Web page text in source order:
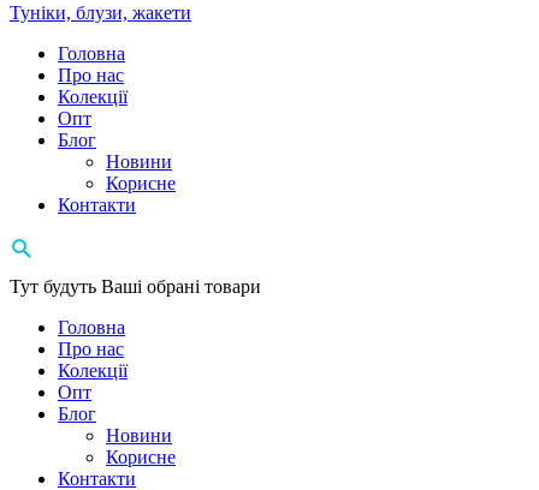
Туніки, блузи, жакети
Головна
Про нас
Колекції
Опт
Блог
Новини
Корисне
Контакти
Тут будуть Ваші обрані товари
Головна
Про нас
Колекції
Опт
Блог
Новини
Корисне
Контакти